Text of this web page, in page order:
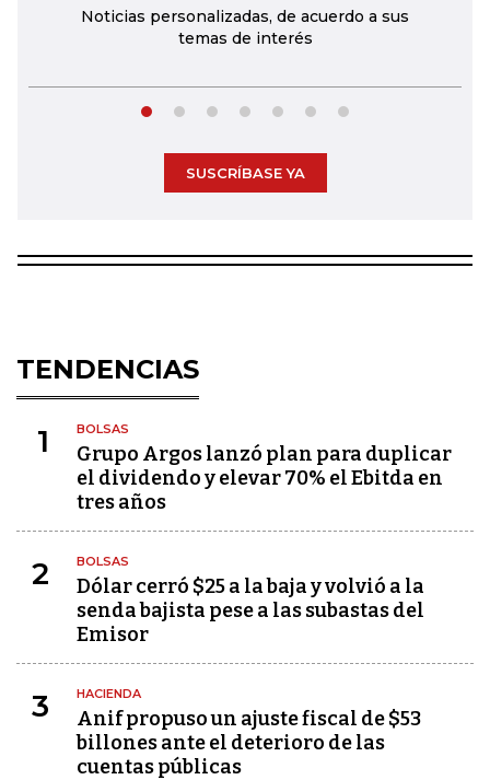
Noticias personalizadas, de acuerdo a sus
temas de interés
SUSCRÍBASE YA
TENDENCIAS
1 BOLSAS
Grupo Argos lanzó plan para duplicar
el dividendo y elevar 70% el Ebitda en
tres años
2 BOLSAS
Dólar cerró $25 a la baja y volvió a la
senda bajista pese a las subastas del
Emisor
3 HACIENDA
Anif propuso un ajuste fiscal de $53
billones ante el deterioro de las
cuentas públicas